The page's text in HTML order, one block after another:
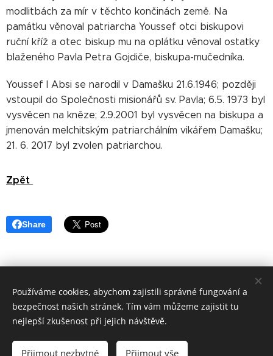
modlitbách za mír v těchto končinách země. Na
památku věnoval patriarcha Youssef otci biskupovi
ruční kříž a otec biskup mu na oplátku věnoval ostatky
blaženého Pavla Petra Gojdiče, biskupa-mučedníka.
Youssef I Absi se narodil v Damašku 21.6.1946; později
vstoupil do Společnosti misionářů sv. Pavla; 6.5. 1973 byl
vysvěcen na kněze; 2.9.2001 byl vysvěcen na biskupa a
jmenován melchitským patriarchálním vikářem Damašku;
21. 6. 2017 byl zvolen patriarchou.
Zpět
Share
Apoštolský exarchát řeckokatolické
církve v ČR 2019
Cookies
Používáme cookies, abychom zajistili správné fungování a
bezpečnost našich stránek. Tím vám můžeme zajistit tu
nejlepší zkušenost při jejich návštěvě.
Přijmout nezbytné Přijmout vše